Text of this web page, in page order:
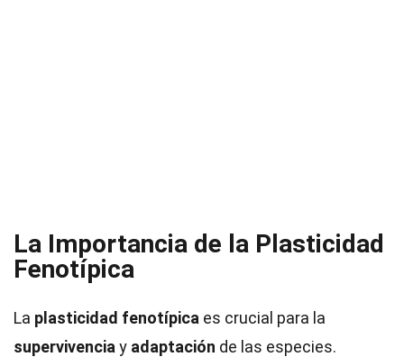
La Importancia de la Plasticidad
Fenotípica
La plasticidad fenotípica es crucial para la
supervivencia y adaptación de las especies.